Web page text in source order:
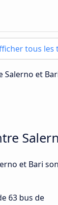
tous les
Salerno et
et Bari
63 bus de